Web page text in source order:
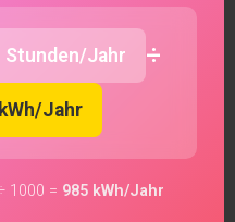
Stunden/Jahr ÷
kWh/Jahr
1000 = 985 kWh/Jahr